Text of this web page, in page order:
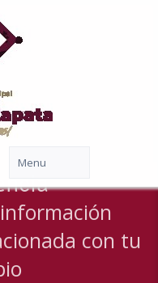
con tu